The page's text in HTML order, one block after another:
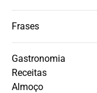
Frases
Gastronomia
Receitas
Almoço